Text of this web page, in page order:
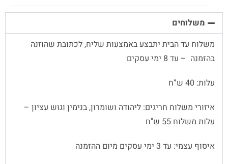
משלוחים
משלוח עד הבית יתבצע באמצעות שליח, לכתובת שהוזנה
בהזמנה – עד 8 ימי עסקים
עלות: 40 ש”ח
איזורי משלוח חריגים: ליהודה ושומרון, בנימין וגוש עציון –
עלות משלוח 55 ש"ח
איסוף עצמי: עד 3 ימי עסקים מיום ההזמנה